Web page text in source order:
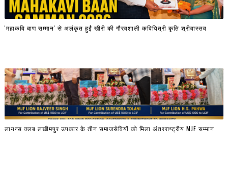
'महाकवि बाण सम्मान' से अलंकृत हुईं खीरी की गौरवशाली कवियित्री कृति श्रीवास्तव
लायन्स क्लब लखीमपुर उपकार के तीन समाजसेवियों को मिला अंतरराष्ट्रीय MJF सम्मान